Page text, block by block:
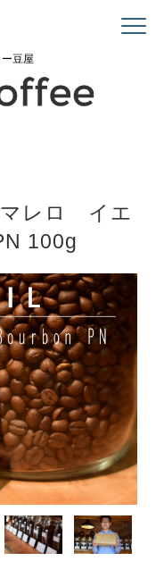
豆屋
マレロ イエ
100g